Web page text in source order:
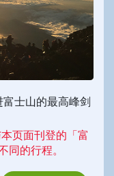
士山的最高峰剑
页面刊登的「富
的行程。